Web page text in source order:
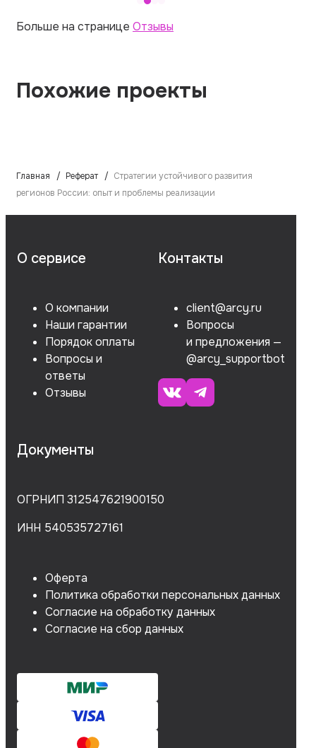
Больше на странице Отзывы
Похожие проекты
Главная Реферат
Стратегии устойчивого развития
регионов России: опыт и проблемы реализации
О сервисе
О компании
Наши гарантии
Порядок оплаты
Вопросы и
ответы
Отзывы
Контакты
client@arcy.ru
Вопросы
и предложения —
@arcy_supportbot
Документы
ОГРНИП 312547621900150
ИНН 540535727161
Оферта
Политика обработки персональных данных
Согласие на обработку данных
Согласие на сбор данных